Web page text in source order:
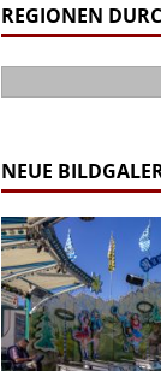
REGIONEN
NEUE